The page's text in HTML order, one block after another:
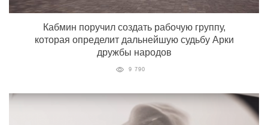
Кабмин поручил создать рабочую группу,
которая определит дальнейшую судьбу Арки
дружбы народов
9 790